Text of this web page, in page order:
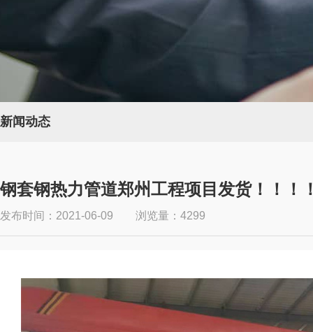
新闻动态
钢套钢热力管道郑州工程项目发货！！！
发布时间：2021-06-09 浏览量：4299